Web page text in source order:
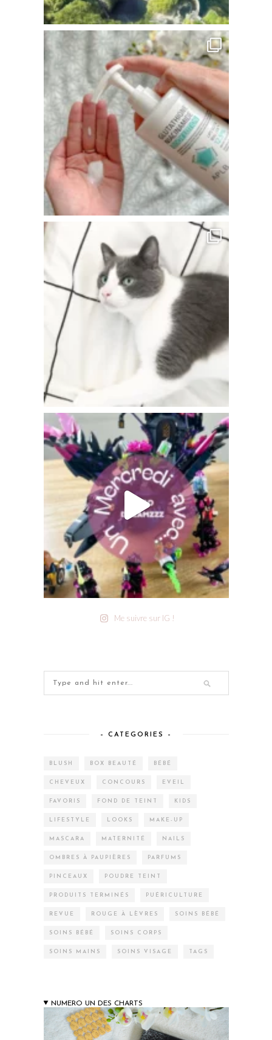
Me suivre sur IG !
– CATEGORIES –
BLUSH BOX BEAUTÉ BÉBÉ
CHEVEUX CONCOURS EVEIL
FAVORIS FOND DE TEINT KIDS
LIFESTYLE LOOKS MAKE-UP
MASCARA MATERNITÉ NAILS
OMBRES À PAUPIÈRES PARFUMS
PINCEAUX POUDRE TEINT
PRODUITS TERMINÉS PUÉRICULTURE
REVUE ROUGE À LÈVRES SOINS BÉBÉ
SOINS BÉBÉ SOINS CORPS
SOINS MAINS SOINS VISAGE TAGS
NUMERO UN DES CHARTS